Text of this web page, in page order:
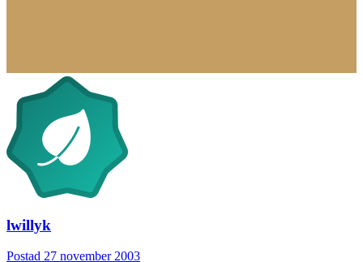
lwillyk
Postad 27 november 2003